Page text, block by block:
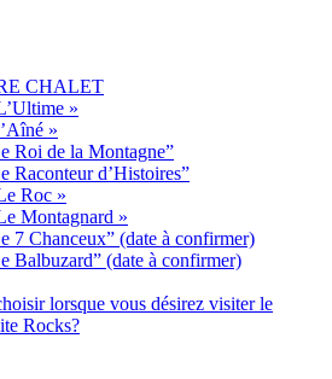
CHALET
»
»
Roi de la Montagne”
Raconteur d’Histoires”
Roc »
Montagnard »
7 Chanceux” (date à confirmer)
Balbuzard” (date à confirmer)
lorsque vous désirez visiter le
Rocks?